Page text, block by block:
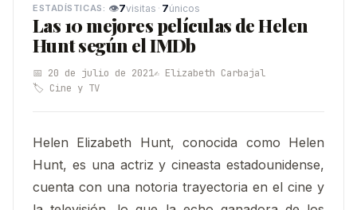
👁7visitas · 7únicos
Las 10 mejores películas de Helen
Hunt según el IMDb
📅 20 de julio de 2021✍️ Elizabeth Carbajal
🏷️ Cine y TV
Helen Elizabeth Hunt, conocida como Helen
Hunt, es una actriz y cineasta estadounidense,
cuenta con una notoria trayectoria en el cine y